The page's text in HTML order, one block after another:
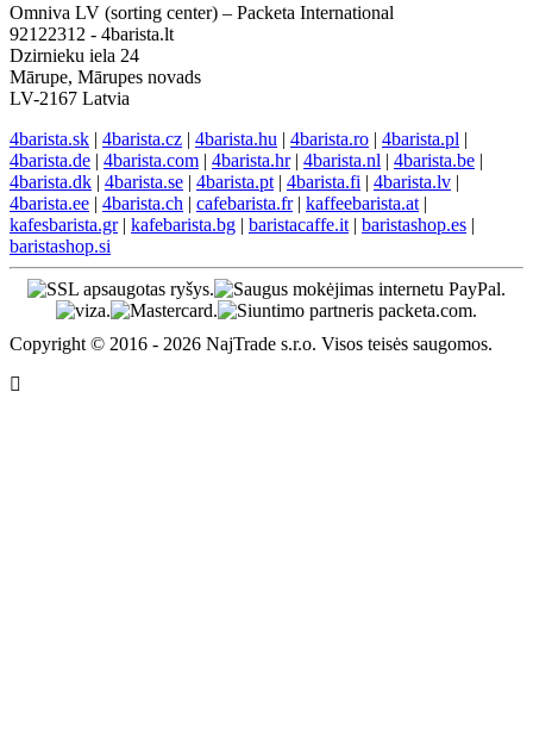
Omniva LV (sorting center) – Packeta International
92122312 - 4barista.lt
Dzirnieku iela 24
Mārupe, Mārupes novads
LV-2167 Latvia
4barista.sk | 4barista.cz | 4barista.hu | 4barista.ro | 4barista.pl |
4barista.de | 4barista.com | 4barista.hr| 4barista.nl | 4barista.be |
4barista.dk | 4barista.se | 4barista.pt | 4barista.fi | 4barista.lv |
4barista.ee | 4barista.ch | cafebarista.fr| kaffeebarista.at |
kafesbarista.gr| kafebarista.bg | baristacaffe.it | baristashop.es |
baristashop.si
Copyright © 2016 - 2026 NajTrade s.r.o. Visos teisės saugomos.